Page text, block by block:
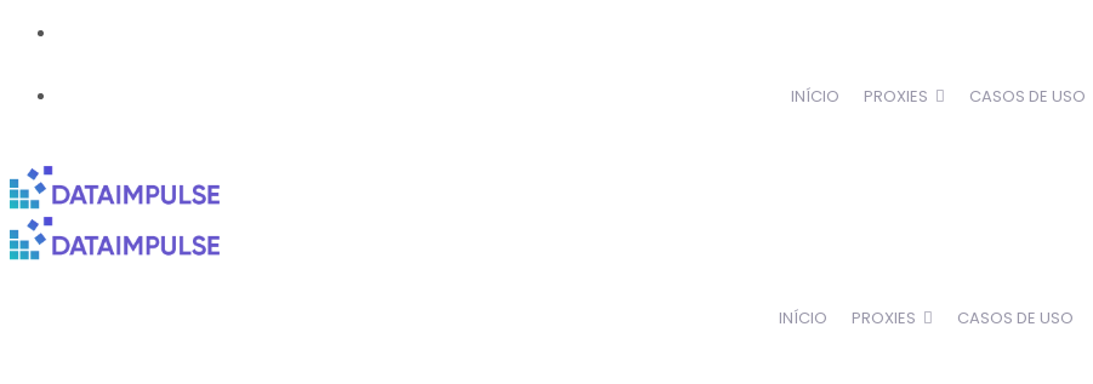
INÍCIO PROXIES CASOS DE USO
INÍCIO PROXIES CASOS DE USO